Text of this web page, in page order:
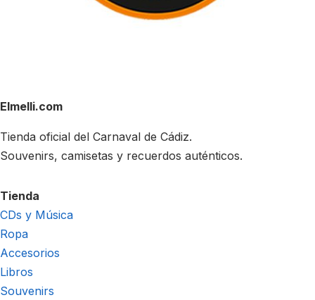
Elmelli.com
Tienda oficial del Carnaval de Cádiz.
Souvenirs, camisetas y recuerdos auténticos.
Tienda
CDs y Música
Ropa
Accesorios
Libros
Souvenirs